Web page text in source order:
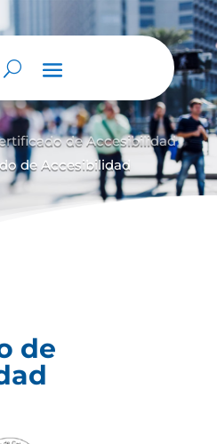
de Accesibilidad
de Accesibilidad
de